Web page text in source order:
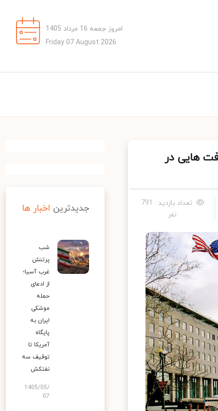
امروز جمعه 16 مرداد 1405
Friday 07 August 2026
هایی در
تعداد بازدید : 791
نفر
جدیدترین اخبار ها
شب
پرتنش
غرب آسیا؛
از ادعای
حمله
موشکی
ایران به
پایگاه
آمریکا تا
توقیف سه
نفتکش
1405/05/
07